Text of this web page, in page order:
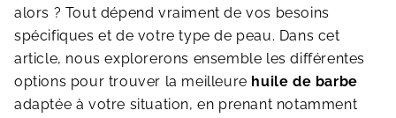
alors ? Tout dépend vraiment de vos besoins
spécifiques et de votre type de peau. Dans cet
article, nous explorerons ensemble les différentes
options pour trouver la meilleure huile de barbe
adaptée à votre situation, en prenant notamment